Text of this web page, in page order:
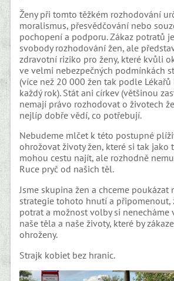
Ženy při tomto těžkém rozhodování
moralismus, přesvědčování nebo
pochopení a podporu. Zákaz potratů
svobody rozhodování žen, ale
zdravotní riziko pro ženy, které kvůli
ve velmi nebezpečných podmínkách
(více než 20 000 žen tak podle
každý rok). Stát ani církev (většinou
nemají právo rozhodovat o životech
nejlíp dobře vědí, co potřebují.
Nebudeme mlčet k této postupné
ohrožovat životy žen, které si tak jako
mohou cestu najít, ale rozhodně
Ruce pryč od našich těl.
Jsme skupina žen a chceme poukázat
strategie tohoto hnutí a připomenout,
potrat a možnost volby si nenecháme
naše těla a naše životy, které by
ohroženy.
Strajk kobiet bez hranic.